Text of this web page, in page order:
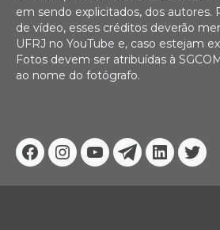
Facebook
Instagram
YoutubeTelegram
Linkedin
em sendo explicitados, dos autores.
de vídeo, esses créditos deverão
UFRJ no YouTube e, caso estejam
Fotos devem ser atribuídas à
ao nome do fotógrafo.